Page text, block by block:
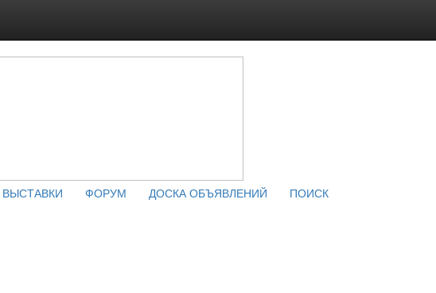
ВЫСТАВКИ ФОРУМ ДОСКА ОБЪЯВЛЕНИЙ
ПОИСК